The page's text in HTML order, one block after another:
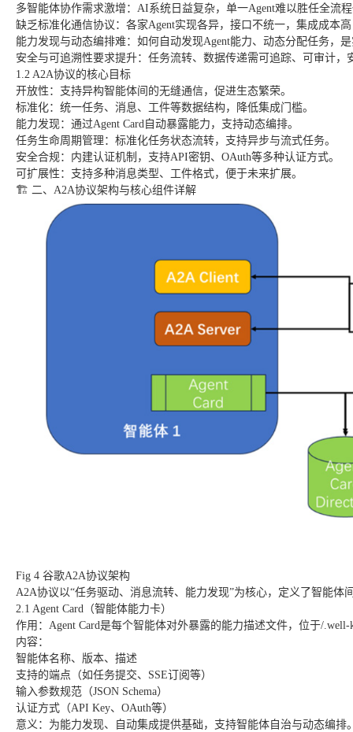
多智能体协作需求激增：AI系统日益复杂，单一Agent难以胜任全流
缺乏标准化通信协议：各家Agent实现各异，接口不统一，集成成本
能力发现与动态编排难：如何自动发现Agent能力、动态分配任务，
安全与可追溯性要求提升：任务流转、数据传递需可追踪、可审计，
1.2 A2A协议的核心目标
开放性：支持异构智能体间的无缝通信，促进生态繁荣。
标准化：统一任务、消息、工件等数据结构，降低集成门槛。
能力发现：通过Agent Card自动暴露能力，支持动态编排。
任务生命周期管理：标准化任务状态流转，支持异步与流式任务。
安全合规：内建认证机制，支持API密钥、OAuth等多种认证方式。
可扩展性：支持多种消息类型、工件格式，便于未来扩展。
🏗️ 二、A2A协议架构与核心组件详解
Fig 4 谷歌A2A协议架构
A2A协议以“任务驱动、消息流转、能力发现”为核心，定义了智能体
2.1 Agent Card（智能体能力卡）
作用：Agent Card是每个智能体对外暴露的能力描述文件，位于/.well-
内容：
智能体名称、版本、描述
支持的端点（如任务提交、SSE订阅等）
输入参数规范（JSON Schema）
认证方式（API Key、OAuth等）
意义：为能力发现、自动集成提供基础，支持智能体自治与动态编排